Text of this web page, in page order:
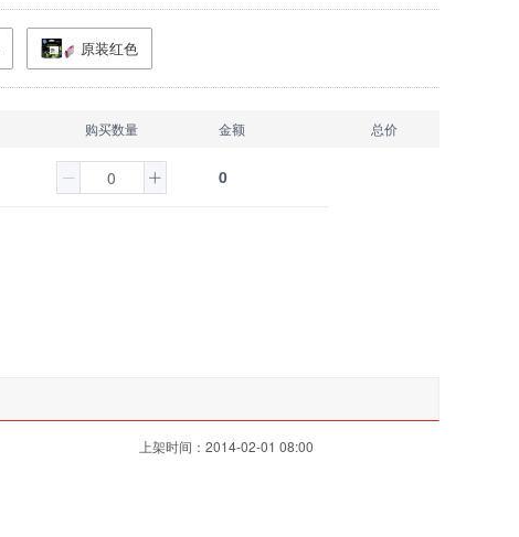
原装红色
购买数量 金额 总价
0
上架时间：2014-02-01 08:00